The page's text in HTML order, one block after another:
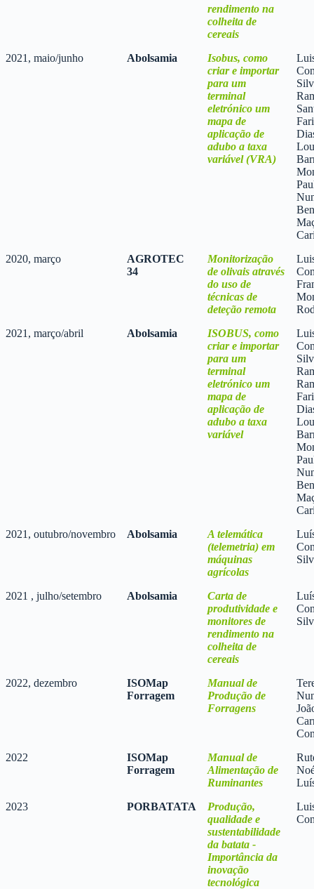
rendimento na
colheita de
cereais
2021, maio/junho Abolsamia
Isobus, como
criar e importar
para um
terminal
eletrónico um
mapa de
aplicação de
adubo a taxa
variável (VRA)
2020, março
AGROTEC
34
Monitorização
de olivais através
do uso de
técnicas de
deteção remota
2021, março/abril
Abolsamia
ISOBUS, como
criar e importar
para um
terminal
eletrónico um
mapa de
aplicação de
adubo a taxa
variável
2021, outubro/novembro
Abolsamia
A telemática
(telemetria) em
máquinas
agrícolas
2021 , julho/setembro Abolsamia
Carta de
produtividade e
monitores de
rendimento na
colheita de
cereais
2022, dezembro
ISOMap
Forragem
Manual de
Produção de
Forragens
2022
ISOMap
Forragem
Manual de
Alimentação de
Ruminantes
2023
PORBATATA
Produção,
qualidade e
sustentabilidade
da batata -
Importância da
inovação
tecnológica